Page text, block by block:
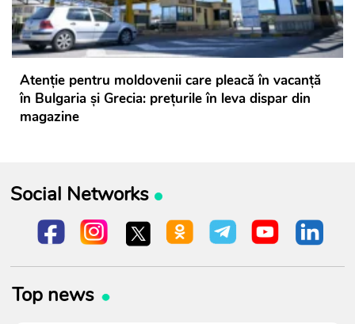
Atenție pentru moldovenii care pleacă în vacanță
în Bulgaria și Grecia: prețurile în leva dispar din
magazine
Social Networks
Top news